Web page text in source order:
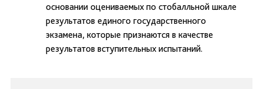
основании оцениваемых по стобалльной шкале
результатов единого государственного
экзамена, которые признаются в качестве
результатов вступительных испытаний.